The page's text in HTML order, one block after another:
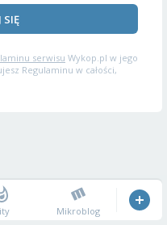
SIĘ
serwisu Wykop.pl w jego
Regulaminu w całości,
Mikroblog